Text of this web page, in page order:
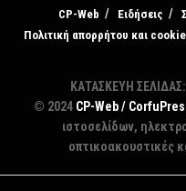
CP-Web Ειδήσεις
Πολιτική απορρήτου και
ΚΑΤΑΣΚΕΥΗ ΣΕΛΙΔΑΣ:
© 2024 CP-Web /
ιστοσελίδων,
οπτικοακουστικές